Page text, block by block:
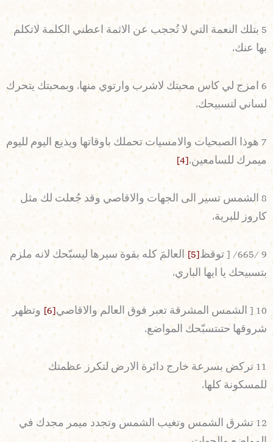
5 بتلك النعمة التي لا تُحجب عن الاثمة اعطني الكلمة لاتكلم
بها عنك،
6 امزج لي كاس محبتك لاشرب وارتوي منها، وبمحبتك يتحرك
لساني لتسبيحك،
7 هوذا الصبحيات والامسيات تحملك باوقاتها ويذيع اليوم لليوم
ميمرك للسامعين، [4]
8 الشمس تسير الى الجهات والاقاصي وقد جُعلت لك مثل
كاروز للبرية،
9 /665/ [ توقظ [5]
العالمَ كله بقوة سيرها ليسبّحك لانه ملزم
بتسبيحك يا ايها الباري،
10 [ الشمس المشرقة تعبر فوق العالم والاقاصي [6]
وتظهر
شروقها حتىتسبّحك المواضع،
11 تركض بسرعة خارج دائرة الارض لتكرز عظمتك
للمسكونة كلها،
12 تشرق الشمس وتغيب الشمس وتجدد ميمر مجدك في